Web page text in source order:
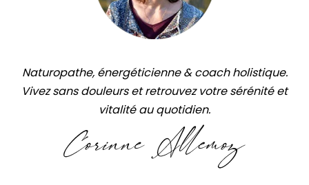
Naturopathe, énergéticienne & coach holistique.
Vivez sans douleurs et retrouvez votre sérénité et
vitalité au quotidien.